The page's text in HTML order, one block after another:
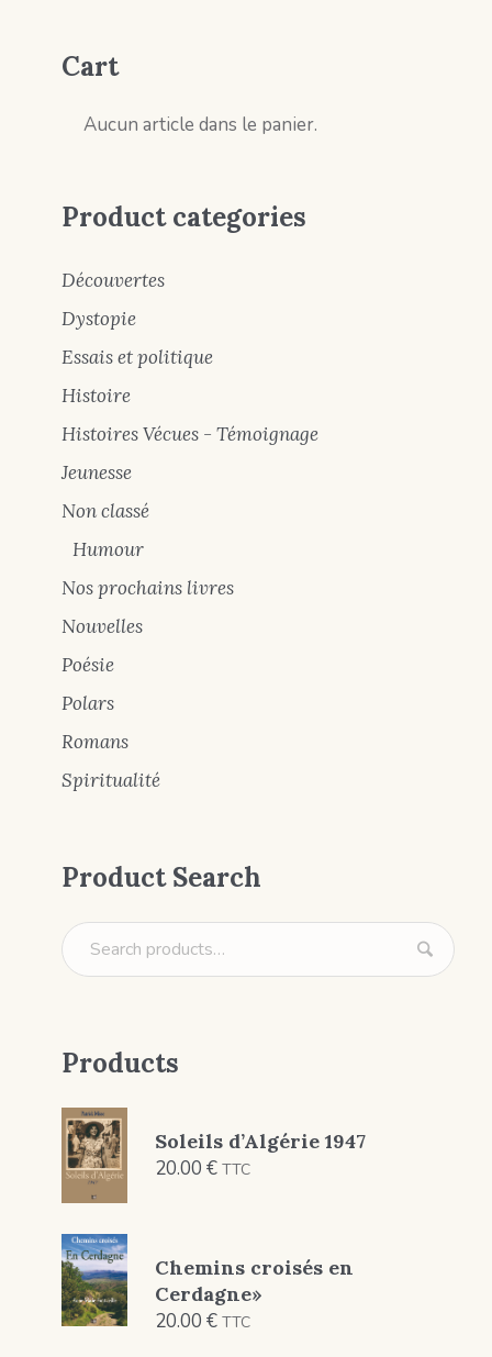
Cart
Aucun article dans le panier.
Product categories
Découvertes
Dystopie
Essais et politique
Histoire
Histoires Vécues - Témoignage
Jeunesse
Non classé
Humour
Nos prochains livres
Nouvelles
Poésie
Polars
Romans
Spiritualité
Product Search
Products
Soleils d’Algérie 1947
20.00 € TTC
Chemins croisés en
Cerdagne»
20.00 € TTC